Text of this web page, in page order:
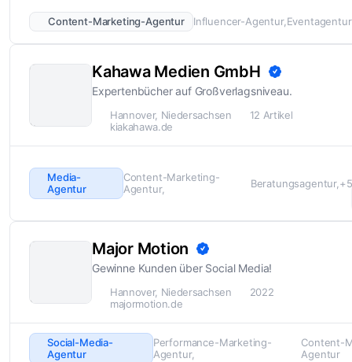
Content-Marketing-Agentur Influencer-Agentur Eventagentur
Kahawa Medien GmbH
Expertenbücher auf Großverlagsniveau.
Hannover, Niedersachsen
12 Artikel
kiakahawa.de
Media-
Agentur
Content-Marketing-
Agentur
Beratungsagentur +5
Major Motion
Gewinne Kunden über Social Media!
Hannover, Niedersachsen
2022
majormotion.de
Social-Media-
Agentur
Performance-Marketing-
Agentur
Content-
Agentur